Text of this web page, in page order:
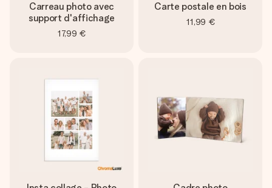
Carreau photo avec
support d'affichage
17,99 €
Carte postale en bois
11,99 €